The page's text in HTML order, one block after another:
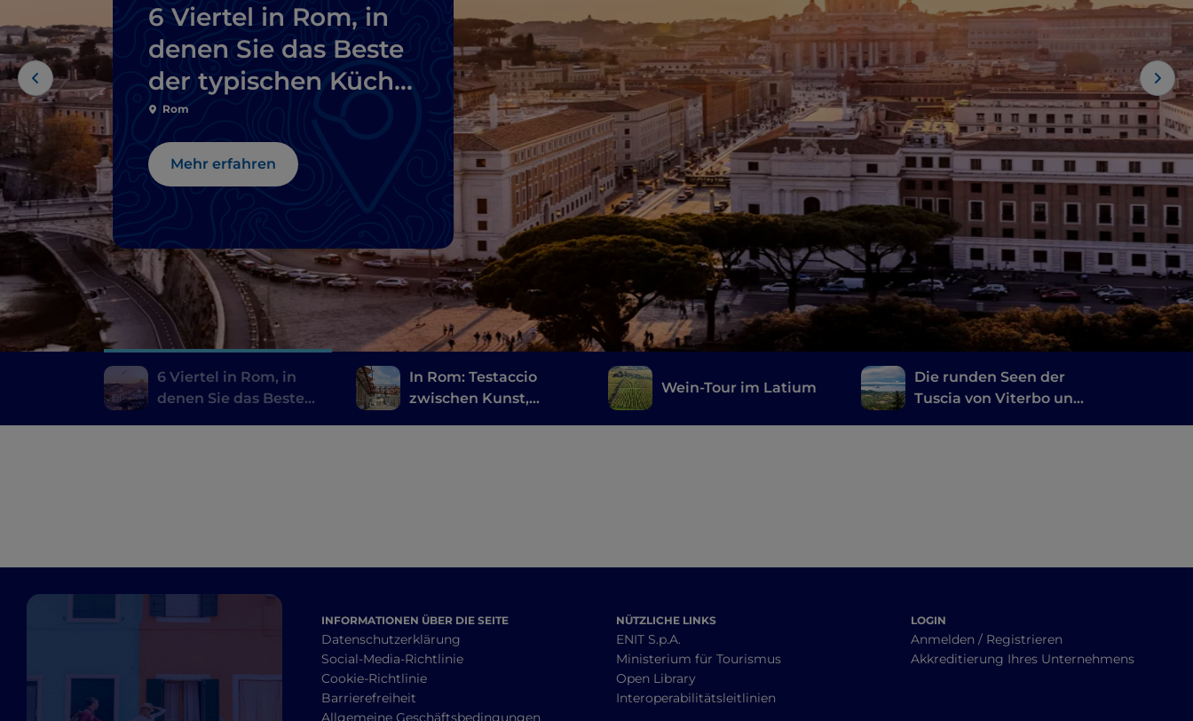
6 Viertel in Rom, in
denen Sie das Beste
der typischen Küche
probieren können
Rom
Mehr erfahren
6 Viertel in Rom, in
denen Sie das Beste
In Rom: Testaccio
zwischen Kunst,
Wein-Tour im Latium
Die runden Seen der
Tuscia von Viterbo und
INFORMATIONEN ÜBER DIE SEITE
Datenschutzerklärung
Social-Media-Richtlinie
Cookie-Richtlinie
Barrierefreiheit
Allgemeine Geschäftsbedingungen
NÜTZLICHE LINKS
ENIT S.p.A.
Ministerium für Tourismus
Open Library
Interoperabilitätsleitlinien
LOGIN
Anmelden / Registrieren
Akkreditierung Ihres Unternehmens